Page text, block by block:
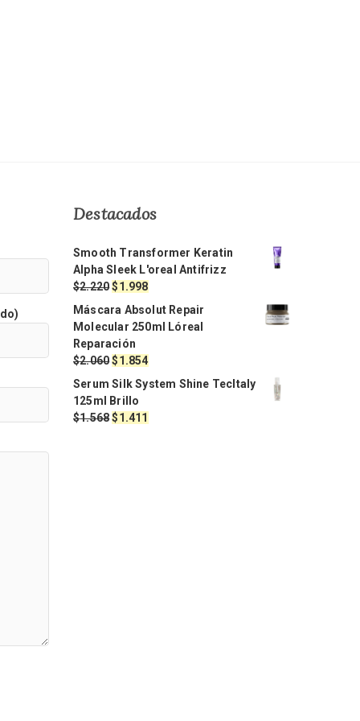
Destacados
Smooth Transformer Keratin
Alpha Sleek L'oreal Antifrizz
$2.220El
precio
original
era:
$2.220.
$1.998El
precio
actual
$1.998.
Máscara Absolut Repair
Molecular 250ml Lóreal
Reparación
$2.060El
precio
original
era:
$2.060.
$1.854El
precio
es:
$1.854.
Serum Silk System Shine TecItaly
125ml Brillo
$1.568El
$1.411